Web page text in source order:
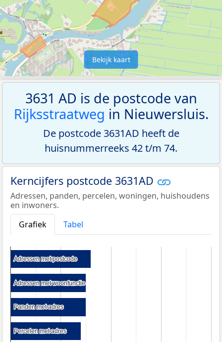
Bekijk kaart
3631 AD is de postcode van
Rijksstraatweg in Nieuwersluis.
De postcode 3631AD heeft de
huisnummerreeks 42 t/m 74.
Kerncijfers postcode 3631AD
Adressen, panden, percelen, woningen, huishoudens
en inwoners.
Grafiek
Tabel
Adressen met postcode
Adressen met postcode
Adressen met woonfunctie
Adressen met woonfunctie
Panden met adres
Panden met adres
Percelen met adres
Percelen met adres